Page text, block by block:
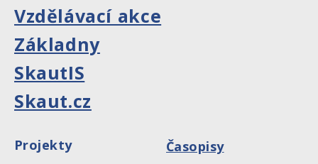
Vzdělávací akce
Základny
SkautIS
Skaut.cz
Projekty Časopisy